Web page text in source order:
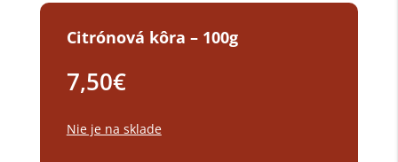
Citrónová kôra – 100g
7,50€
Nie je na sklade